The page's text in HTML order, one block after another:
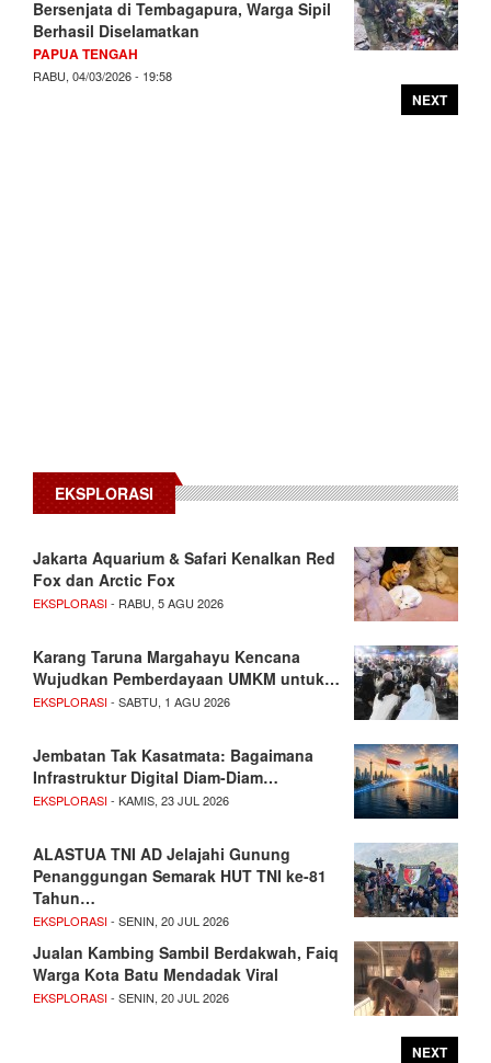
Bersenjata di Tembagapura, Warga Sipil
Berhasil Diselamatkan
PAPUA TENGAH
RABU, 04/03/2026 - 19:58
NEXT
EKSPLORASI
Jakarta Aquarium & Safari Kenalkan Red
Fox dan Arctic Fox
EKSPLORASI- RABU, 5 AGU 2026
Karang Taruna Margahayu Kencana
Wujudkan Pemberdayaan UMKM untuk…
EKSPLORASI- SABTU, 1 AGU 2026
Jembatan Tak Kasatmata: Bagaimana
Infrastruktur Digital Diam-Diam…
EKSPLORASI- KAMIS, 23 JUL 2026
ALASTUA TNI AD Jelajahi Gunung
Penanggungan Semarak HUT TNI ke-81
Tahun…
EKSPLORASI- SENIN, 20 JUL 2026
Jualan Kambing Sambil Berdakwah, Faiq
Warga Kota Batu Mendadak Viral
EKSPLORASI- SENIN, 20 JUL 2026
NEXT